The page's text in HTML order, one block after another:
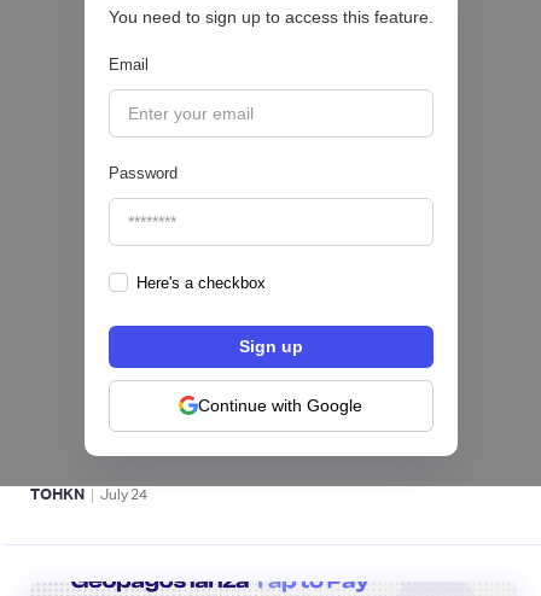
You need to sign up to access this feature.
Email
Password
Here's a checkbox
Continue with Google
BFM 👔
July 28
Fintech salvadoreña TOHKN lanza plataforma
para invertir desde US$10 en acciones de EE.
UU. y criptomonedas
ACTIVOS DIGITALES 👾
TOHKN | July 24